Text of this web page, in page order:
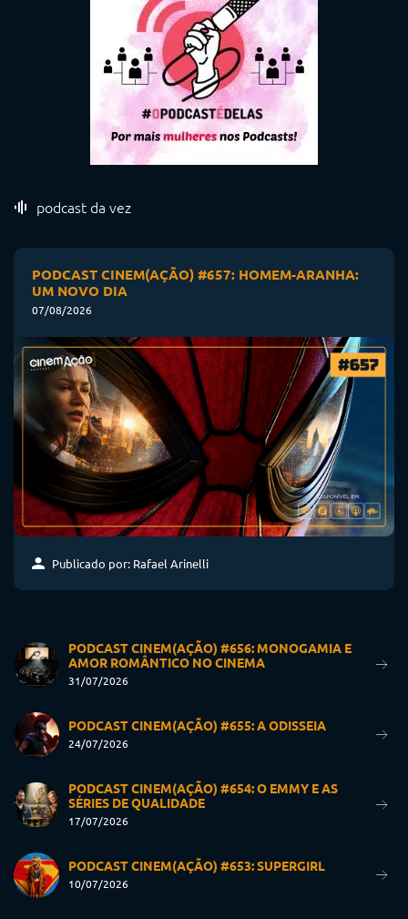
podcast da vez
PODCAST CINEM(AÇÃO) #657: HOMEM-ARANHA:
UM NOVO DIA
07/08/2026
Publicado por: Rafael Arinelli
PODCAST CINEM(AÇÃO) #656: MONOGAMIA E
AMOR ROMÂNTICO NO CINEMA
31/07/2026
PODCAST CINEM(AÇÃO) #655: A ODISSEIA
24/07/2026
PODCAST CINEM(AÇÃO) #654: O EMMY E AS
SÉRIES DE QUALIDADE
17/07/2026
PODCAST CINEM(AÇÃO) #653: SUPERGIRL
10/07/2026